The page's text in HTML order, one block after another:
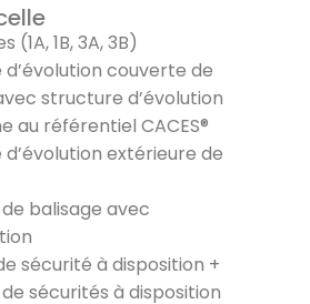
(1A, 1B, 3A, 3B)
d’évolution couverte de
structure d’évolution
au référentiel CACES®
d’évolution extérieure de
balisage avec
sécurité à disposition +
sécurités à disposition